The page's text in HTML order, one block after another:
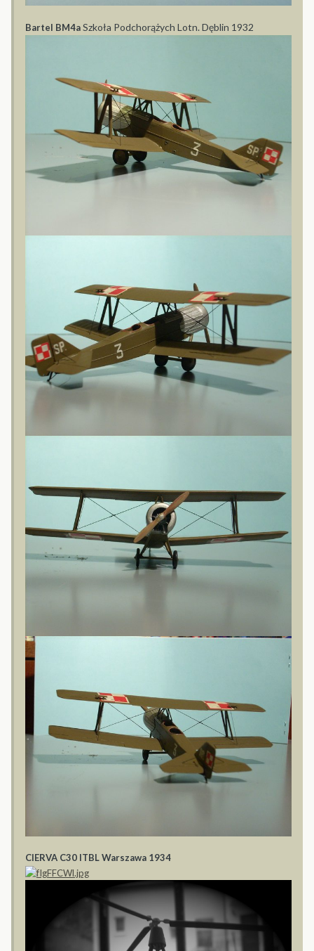
Bartel BM4aSzkoła Podchorążych Lotn. Dęblin 1932
CIERVA C30 ITBL Warszawa 1934